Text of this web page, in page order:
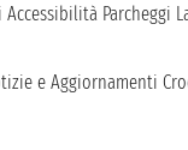
Accessibilità Parcheggi
e Aggiornamenti